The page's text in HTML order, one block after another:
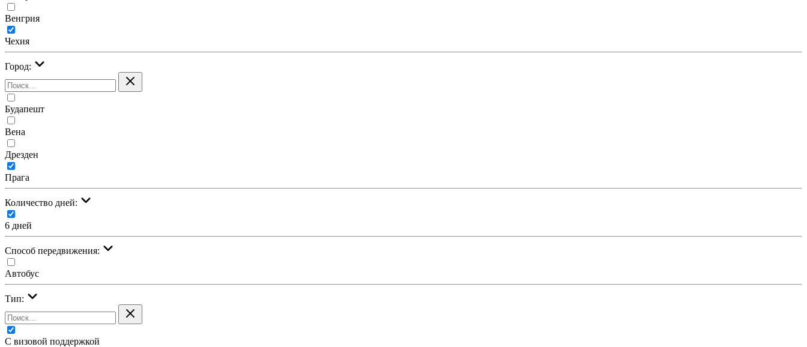
Венгрия
Чехия
Город:
Будапешт
Вена
Дрезден
Прага
Количество дней:
6 дней
Cпособ передвижения:
Автобус
Тип:
С визовой поддержкой